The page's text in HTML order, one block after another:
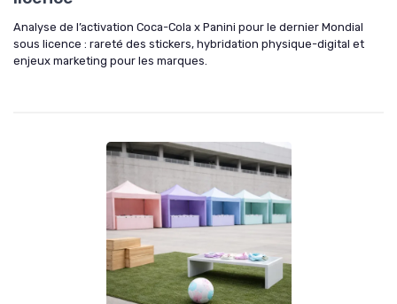
Analyse de l’activation Coca-Cola x Panini pour le dernier Mondial
sous licence : rareté des stickers, hybridation physique-digital et
enjeux marketing pour les marques.